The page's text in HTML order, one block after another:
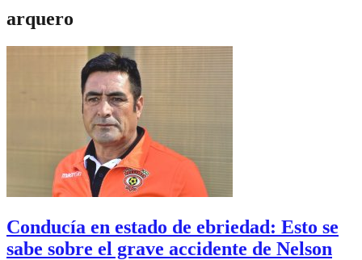
arquero
Conducía en estado de ebriedad: Esto se
sabe sobre el grave accidente de Nelson